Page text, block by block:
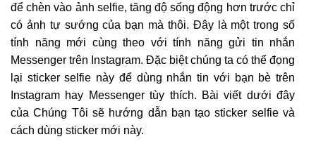
để chèn vào ảnh selfie, tăng độ sống động hơn trước chỉ
có ảnh tự sướng của bạn mà thôi. Đây là một trong số
tính năng mới cùng theo với tính năng gửi tin nhắn
Messenger trên Instagram. Đặc biệt chúng ta có thể đọng
lại sticker selfie này để dùng nhắn tin với bạn bè trên
Instagram hay Messenger tùy thích. Bài viết dưới đây
của Chúng Tôi sẽ hướng dẫn bạn tạo sticker selfie và
cách dùng sticker mới này.